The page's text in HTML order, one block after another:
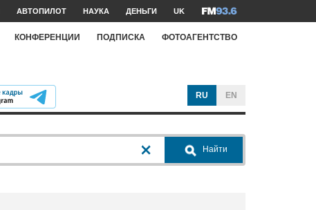
АВТОПИЛОТ НАУКА ДЕНЬГИ UK
КОНФЕРЕНЦИИ ПОДПИСКА ФОТОАГЕНТСТВО
RU EN
Найти